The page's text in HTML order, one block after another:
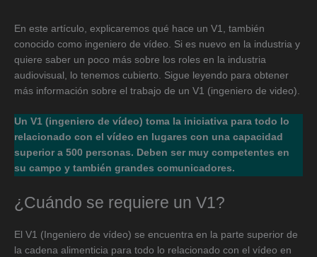
En este artículo, explicaremos qué hace un V1, también
conocido como ingeniero de vídeo. Si es nuevo en la industria y
quiere saber un poco más sobre los roles en la industria
audiovisual, lo tenemos cubierto. Sigue leyendo para obtener
más información sobre el trabajo de un V1 (ingeniero de video).
Un V1 (ingeniero de vídeo) toma la iniciativa para todo lo
relacionado con el vídeo en lugares con una capacidad
superior a 500 personas. Deben ser muy competentes en
su campo y también grandes comunicadores.
¿Cuándo se requiere un V1?
El V1 (Ingeniero de vídeo) se encuentra en la parte superior de
la cadena alimenticia para todo lo relacionado con el vídeo en